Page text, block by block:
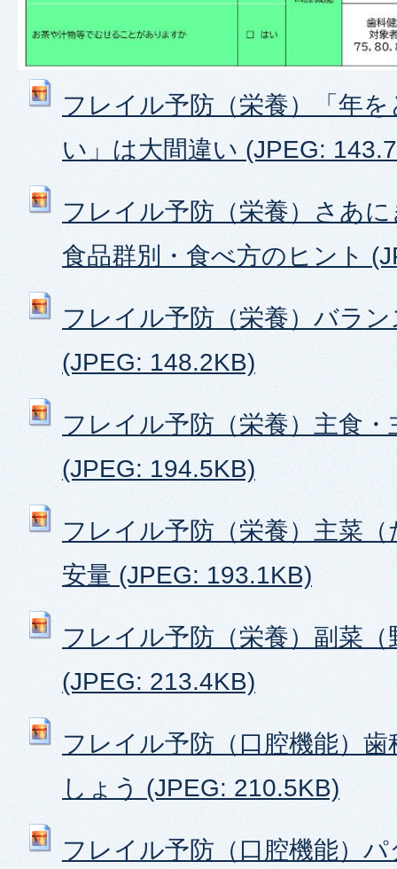
フレイル予防（栄養）「年
い」は大間違い (JPEG:
フレイル予防（栄養）さあ
食品群別・食べ方のヒント
フレイル予防（栄養）バラ
(JPEG: 148.2KB)
フレイル予防（栄養）主食
(JPEG: 194.5KB)
フレイル予防（栄養）主菜
安量 (JPEG: 193.1KB)
フレイル予防（栄養）副菜
(JPEG: 213.4KB)
フレイル予防（口腔機能）
しょう (JPEG: 210.5KB)
フレイル予防（口腔機能）